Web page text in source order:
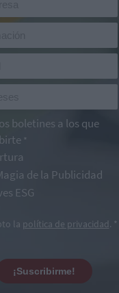
boletines a los que
*
de la Publicidad
ESG
la política de privacidad. *
¡Suscribirme!